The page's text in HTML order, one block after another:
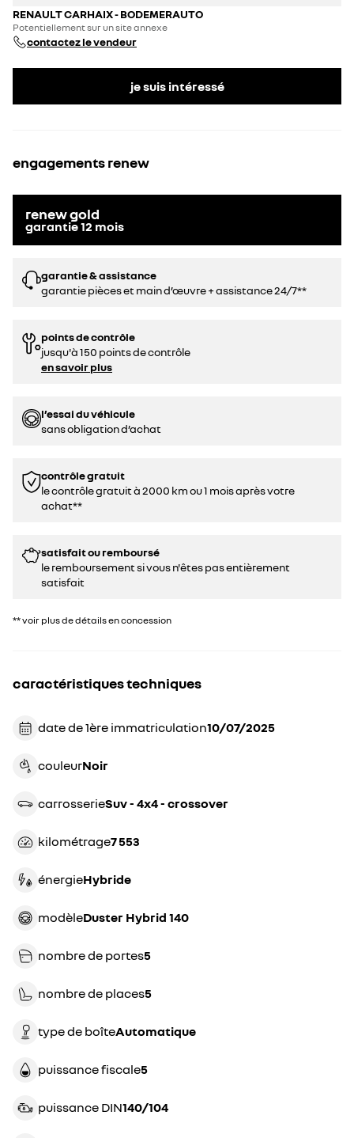
RENAULT CARHAIX - BODEMERAUTO
Potentiellement sur un site annexe
contactez le vendeur
je suis intéressé
engagements renew
renew gold
garantie12 mois
garantie & assistance
garantie pièces et main d’œuvre + assistance 24/7**
points de contrôle
jusqu'à 150 points de contrôle
en savoir plus
l’essai du véhicule
sans obligation d’achat
contrôle gratuit
le contrôle gratuit à 2000 km ou 1 mois après votre
achat**
satisfait ou remboursé
le remboursement si vous n'êtes pas entièrement
satisfait
** voir plus de détails en concession
caractéristiques techniques
date de 1ère immatriculation 10/07/2025
couleur noir
carrosserie suv - 4x4 - crossover
kilométrage 7 553
énergie hybride
modèle Duster Hybrid 140
nombre de portes5
nombre de places5
type de boîte automatique
puissance fiscale5
puissance DIN 140/104